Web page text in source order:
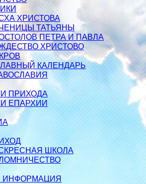
ХРИСТОВА
ТАТЬЯНЫ
ПЕТРА И ПАВЛА
ХРИСТОВО
КАЛЕНДАРЬ
ПРИХОДА
ЕПАРХИИ
ШКОЛА
ИНФОРМАЦИЯ